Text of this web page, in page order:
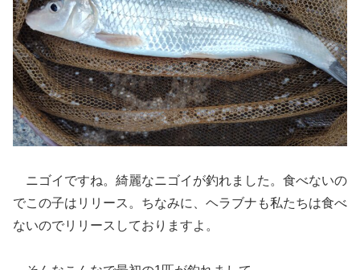
ニゴイですね。綺麗なニゴイが釣れました。食べないの
でこの子はリリース。ちなみに、ヘラブナも私たちは食べ
ないのでリリースしておりますよ。